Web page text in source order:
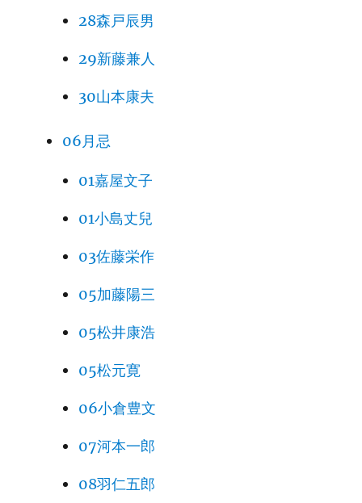
28森戸辰男
29新藤兼人
30山本康夫
06月忌
01嘉屋文子
01小島丈兒
03佐藤栄作
05加藤陽三
05松井康浩
05松元寛
06小倉豊文
07河本一郎
08羽仁五郎